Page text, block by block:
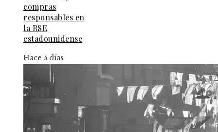
compras
responsables en
la RSE
estadounidense
Hace 5 días